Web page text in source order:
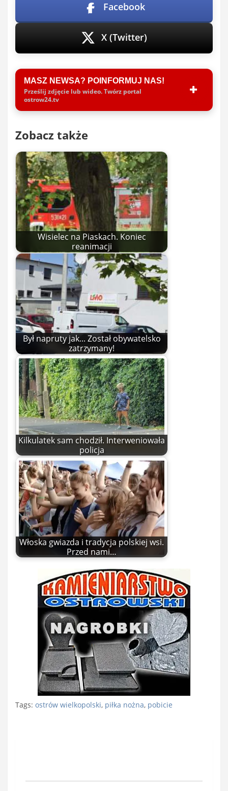
Facebook
X (Twitter)
MASZ NEWSA? POINFORMUJ NAS!
Prześlij zdjęcie lub wideo. Twórz portal
ostrow24.tv
Zobacz także
Wisielec na Piaskach. Koniec
reanimacji
Był napruty jak... Został obywatelsko
zatrzymany!
Kilkulatek sam chodził. Interweniowała
policja
Włoska gwiazda i tradycja polskiej wsi.
Przed nami…
Tags: ostrów wielkopolski, piłka nożna, pobicie